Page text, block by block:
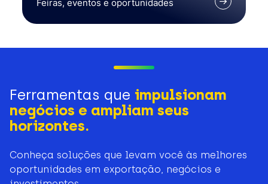
Feiras, eventos e oportunidades
Ferramentas que impulsionam
negócios e ampliam seus
horizontes.
Conheça soluções que levam você às melhores
oportunidades em exportação, negócios e